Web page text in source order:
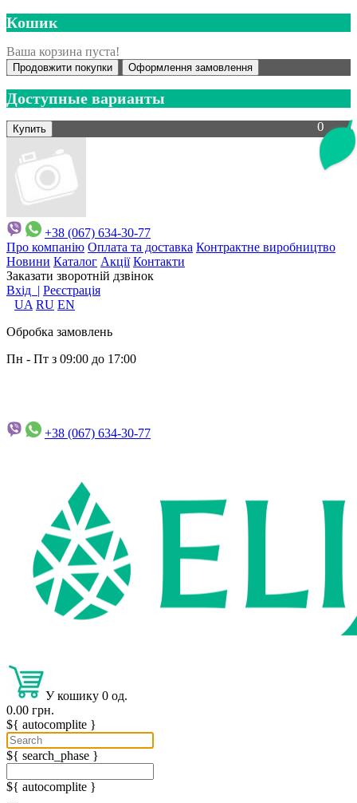
Кошик
Ваша корзина пуста!
Продовжити покупки Оформлення замовлення
0
Доступные варианты
+38 (067) 634-30-77
Про компанію Оплата та доставка Контрактне виробництво
Новини Каталог Акції Контакти
Заказати зворотній дзвінок
Вхід | Реєстрація
UA RU EN
Обробка замовлень
Пн - Пт з 09:00 до 17:00
+38 (067) 634-30-77
У кошику 0 од.
0.00 грн.
${ autocomplite }
${ search_phase }
${ autocomplite }